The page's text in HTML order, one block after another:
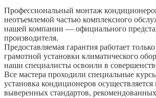
Профессиональный монтаж
неотъемлемой частью комплексного
нашей компании — официального
производителя.
Предоставляемая гарантия работает
грамотной установки климатического
наши специалисты освоили в
Все мастера проходили специальные
установка кондиционеров осуществляется
выверенных стандартов,